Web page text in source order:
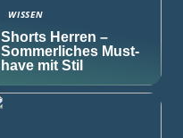
WISSEN
Shorts Herren –
Sommerliches Must-
have mit Stil